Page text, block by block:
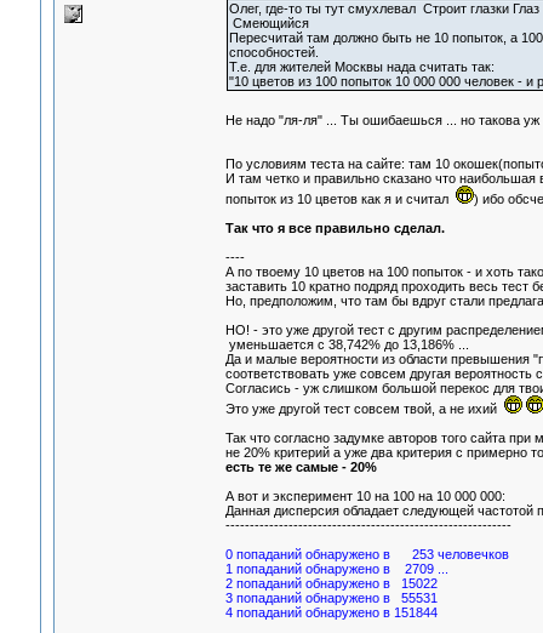
Олег, где-то ты тут смухлевал Строит глазки
Смеющийся
Пересчитай там должно быть не 10 попыток, а
способностей.
Т.е. для жителей Москвы нада считать так:
"10 цветов из 100 попыток 10 000 000 человек -
Не надо "ля-ля" ... Ты ошибаешься ... но такова уж
По условиям теста на сайте: там 10
И там четко и правильно сказано что
попыток из 10 цветов как я и считал
) ибо
Так что я все правильно сделал.
----
А по твоему 10 цветов на 100 попыток - и хоть
заставить 10 кратно подряд проходить весь тест
Но, предположим, что там бы вдруг стали
НО! - это уже другой тест с другим
уменьшается с 38,742% до 13,186% ...
Да и малые вероятности из области превышения
соответствовать уже совсем другая
Согласись - уж слишком большой перекос для
Это уже другой тест совсем твой, а не ихий
Так что согласно задумке авторов того сайта
не 20% критерий а уже два критерия с примерно
есть те же самые - 20%
А вот и эксперимент 10 на 100 на 10 000 000:
Данная дисперсия обладает следующей частотой
-----------------------------------------------------------
0 попаданий обнаружено в 253 человечков
1 попаданий обнаружено в 2709 ...
2 попаданий обнаружено в 15022
3 попаданий обнаружено в 55531
4 попаданий обнаружено в 151844